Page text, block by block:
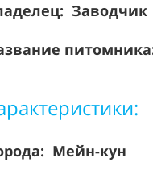
Заводчик
Мейн-кун